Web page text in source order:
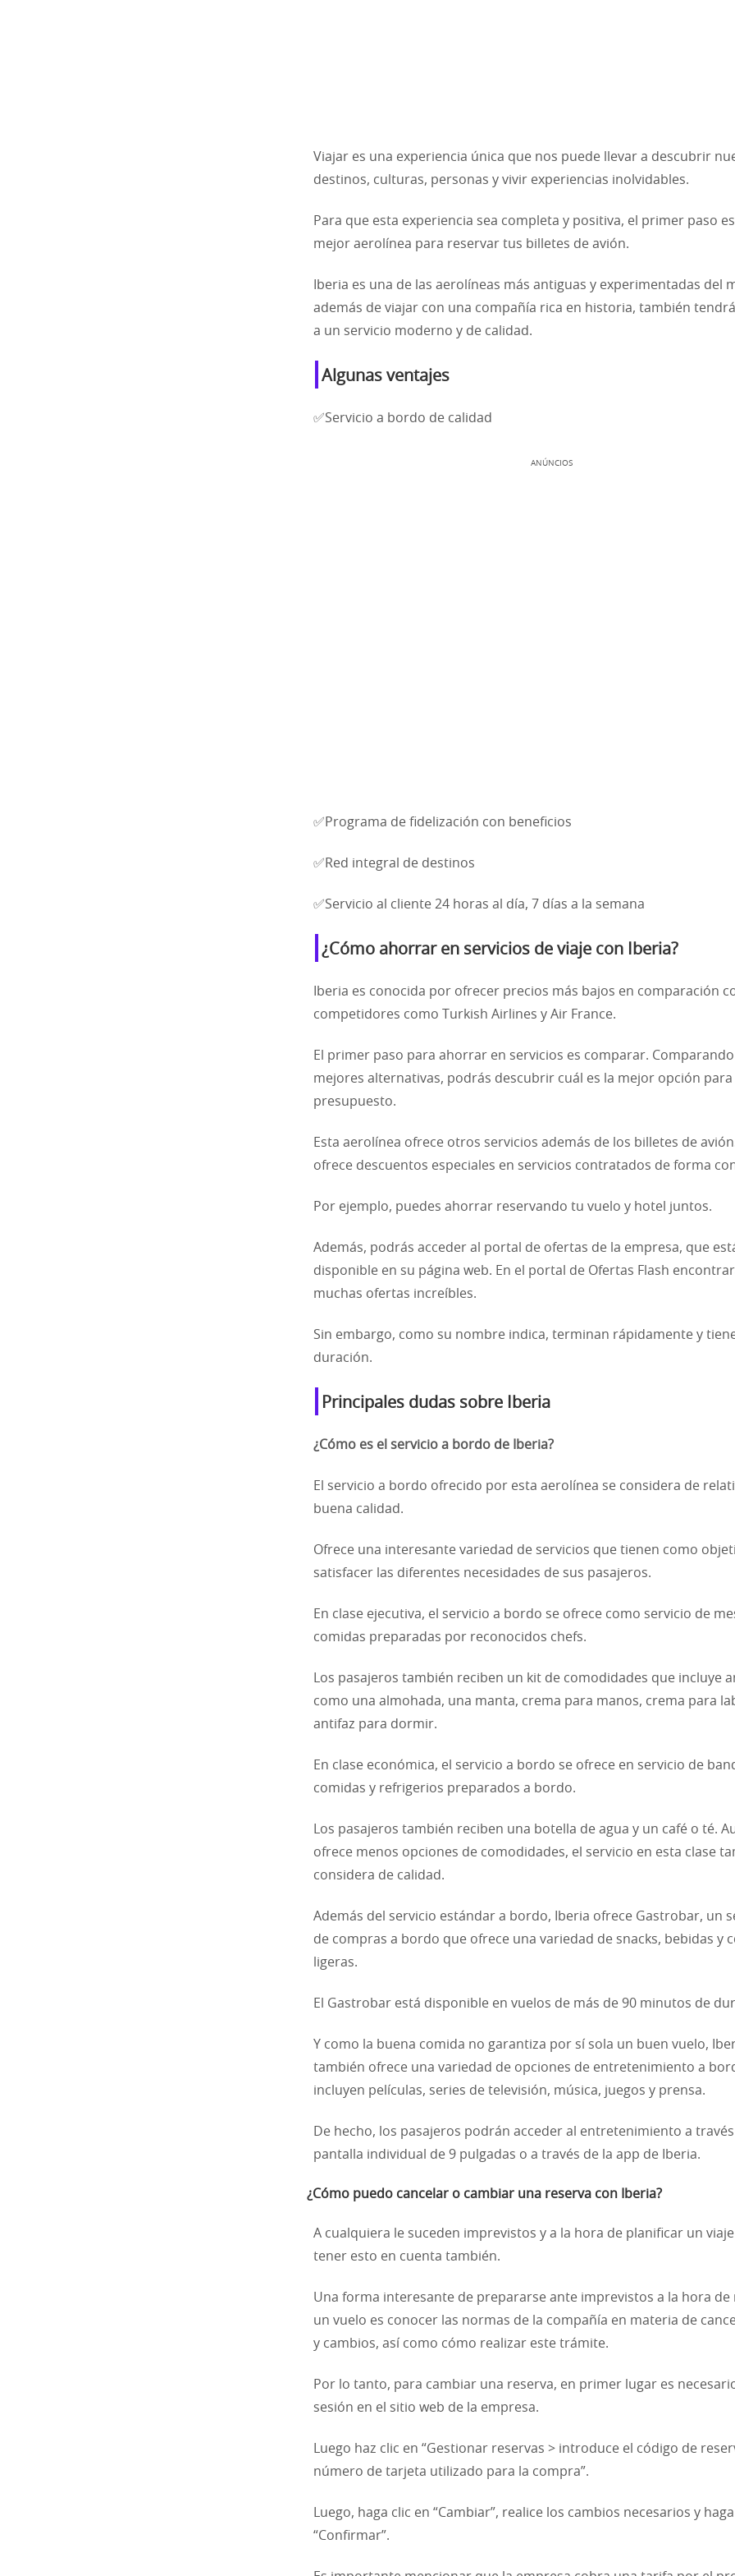
Viajar es una experiencia única que nos puede llevar a descubrir
destinos, culturas, personas y vivir experiencias inolvidables.
Para que esta experiencia sea completa y positiva, el primer paso
mejor aerolínea para reservar tus billetes de avión.
Iberia es una de las aerolíneas más antiguas y experimentadas del
además de viajar con una compañía rica en historia, también
a un servicio moderno y de calidad.
Algunas ventajes
✅Servicio a bordo de calidad
ANÚNCIOS
✅Programa de fidelización con beneficios
✅Red integral de destinos
✅Servicio al cliente 24 horas al día, 7 días a la semana
¿Cómo ahorrar en servicios de viaje con Iberia?
Iberia es conocida por ofrecer precios más bajos en comparación
competidores como Turkish Airlines y Air France.
El primer paso para ahorrar en servicios es comparar. Comparando
mejores alternativas, podrás descubrir cuál es la mejor opción para
presupuesto.
Esta aerolínea ofrece otros servicios además de los billetes de
ofrece descuentos especiales en servicios contratados de forma
Por ejemplo, puedes ahorrar reservando tu vuelo y hotel juntos.
Además, podrás acceder al portal de ofertas de la empresa, que
disponible en su página web. En el portal de Ofertas Flash
muchas ofertas increíbles.
Sin embargo, como su nombre indica, terminan rápidamente y
duración.
Principales dudas sobre Iberia
¿Cómo es el servicio a bordo de Iberia?
El servicio a bordo ofrecido por esta aerolínea se considera de
buena calidad.
Ofrece una interesante variedad de servicios que tienen como
satisfacer las diferentes necesidades de sus pasajeros.
En clase ejecutiva, el servicio a bordo se ofrece como servicio de
comidas preparadas por reconocidos chefs.
Los pasajeros también reciben un kit de comodidades que incluye
como una almohada, una manta, crema para manos, crema para
antifaz para dormir.
En clase económica, el servicio a bordo se ofrece en servicio de
comidas y refrigerios preparados a bordo.
Los pasajeros también reciben una botella de agua y un café o té.
ofrece menos opciones de comodidades, el servicio en esta clase
considera de calidad.
Además del servicio estándar a bordo, Iberia ofrece Gastrobar, un
de compras a bordo que ofrece una variedad de snacks, bebidas y
ligeras.
El Gastrobar está disponible en vuelos de más de 90 minutos de
Y como la buena comida no garantiza por sí sola un buen vuelo,
también ofrece una variedad de opciones de entretenimiento a
incluyen películas, series de televisión, música, juegos y prensa.
De hecho, los pasajeros podrán acceder al entretenimiento a
pantalla individual de 9 pulgadas o a través de la app de Iberia.
¿Cómo puedo cancelar o cambiar una reserva con Iberia?
A cualquiera le suceden imprevistos y a la hora de planificar un
tener esto en cuenta también.
Una forma interesante de prepararse ante imprevistos a la hora de
un vuelo es conocer las normas de la compañía en materia de
y cambios, así como cómo realizar este trámite.
Por lo tanto, para cambiar una reserva, en primer lugar es
sesión en el sitio web de la empresa.
Luego haz clic en “Gestionar reservas > introduce el código de
número de tarjeta utilizado para la compra”.
Luego, haga clic en “Cambiar”, realice los cambios necesarios y
“Confirmar”.